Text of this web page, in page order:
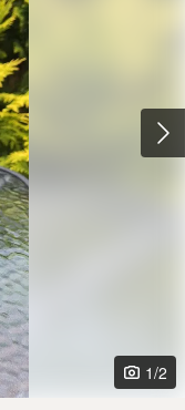
1/2